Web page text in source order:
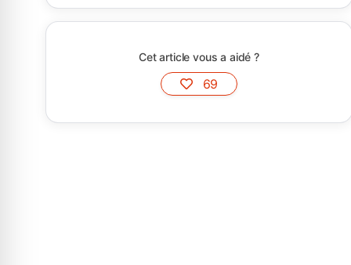
Cet article vous a aidé ?
69